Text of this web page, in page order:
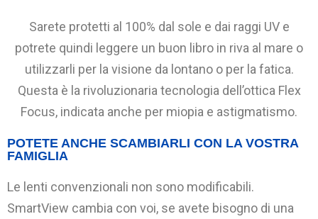
Sarete protetti al 100% dal sole e dai raggi UV e
potrete quindi leggere un buon libro in riva al mare o
utilizzarli per la visione da lontano o per la fatica.
Questa è la rivoluzionaria tecnologia dell’ottica Flex
Focus, indicata anche per miopia e astigmatismo.
POTETE ANCHE SCAMBIARLI CON LA VOSTRA
FAMIGLIA
Le lenti convenzionali non sono modificabili.
SmartView cambia con voi, se avete bisogno di una